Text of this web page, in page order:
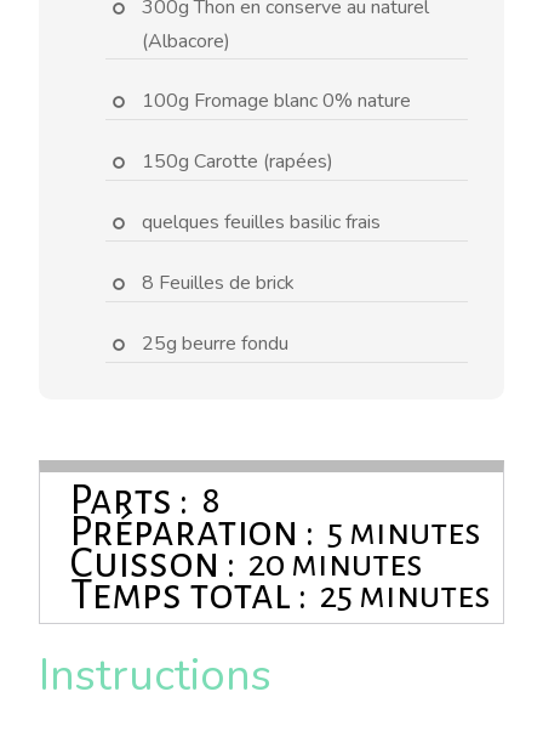
300g Thon en conserve au naturel
(Albacore)
100g Fromage blanc 0% nature
150g Carotte (rapées)
quelques feuilles basilic frais
8 Feuilles de brick
25g beurre fondu
Parts : 8
Préparation : 5 minutes
Cuisson : 20 minutes
Temps total : 25 minutes
Instructions